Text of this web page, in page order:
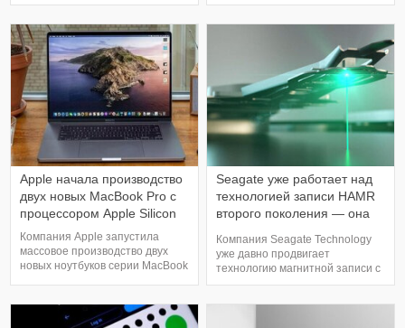
обновлений оно получать не
будет, а также его больше не
удастся установить из Google
Play. Этот браузер,
представленный в 2017 году,
изначально был предназначе
подтвердил это. По его данным,
просматривать данные о
погоде, времени, пропущенных
звонках и прочие данные, без
активаци
Apple начала производство
двух новых MacBook Pro с
процессором Apple Silicon
Компания Apple запустила
массовое производство двух
новых ноутбуков серии MacBook
построены на фирменных ARM-
процессорах на базе Apple
Seagate уже работает над
технологией записи HAMR
второго поколения — она
объёмом 30 Тбайт
Компания Seagate Technology
уже давно продвигает
технологию магнитной записи с
подогревом (HAMR), которая